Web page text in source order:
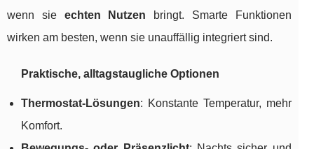
wenn sie echten Nutzen bringt. Smarte Funktionen
wirken am besten, wenn sie unauffällig integriert sind.
Praktische, alltagstaugliche Optionen
Thermostat-Lösungen: Konstante Temperatur, mehr
Komfort.